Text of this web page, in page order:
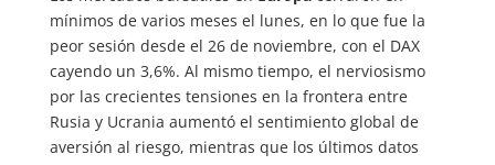
mínimos de varios meses el lunes, en lo que fue la
peor sesión desde el 26 de noviembre, con el DAX
cayendo un 3,6%. Al mismo tiempo, el nerviosismo
por las crecientes tensiones en la frontera entre
Rusia y Ucrania aumentó el sentimiento global de
aversión al riesgo, mientras que los últimos datos